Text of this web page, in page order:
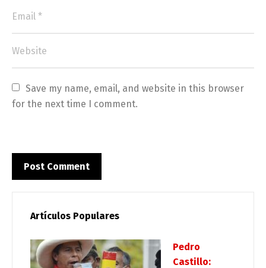
Save my name, email, and website in this browser
for the next time I comment.
Artículos Populares
Pedro
Castillo: